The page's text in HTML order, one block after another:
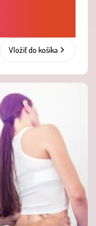
Vložiť do košíka